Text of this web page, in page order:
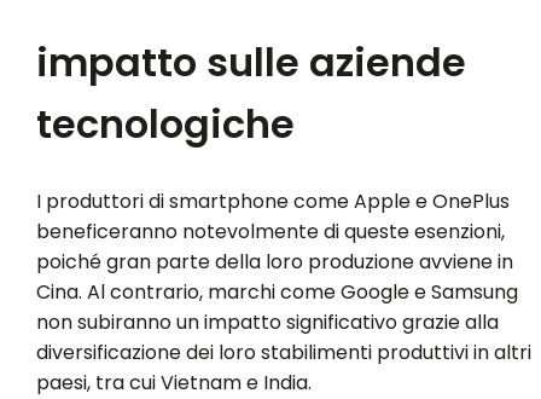
impatto sulle aziende
tecnologiche
I produttori di smartphone come Apple e OnePlus
beneficeranno notevolmente di queste esenzioni,
poiché gran parte della loro produzione avviene in
Cina. Al contrario, marchi come Google e Samsung
non subiranno un impatto significativo grazie alla
diversificazione dei loro stabilimenti produttivi in altri
paesi, tra cui Vietnam e India.